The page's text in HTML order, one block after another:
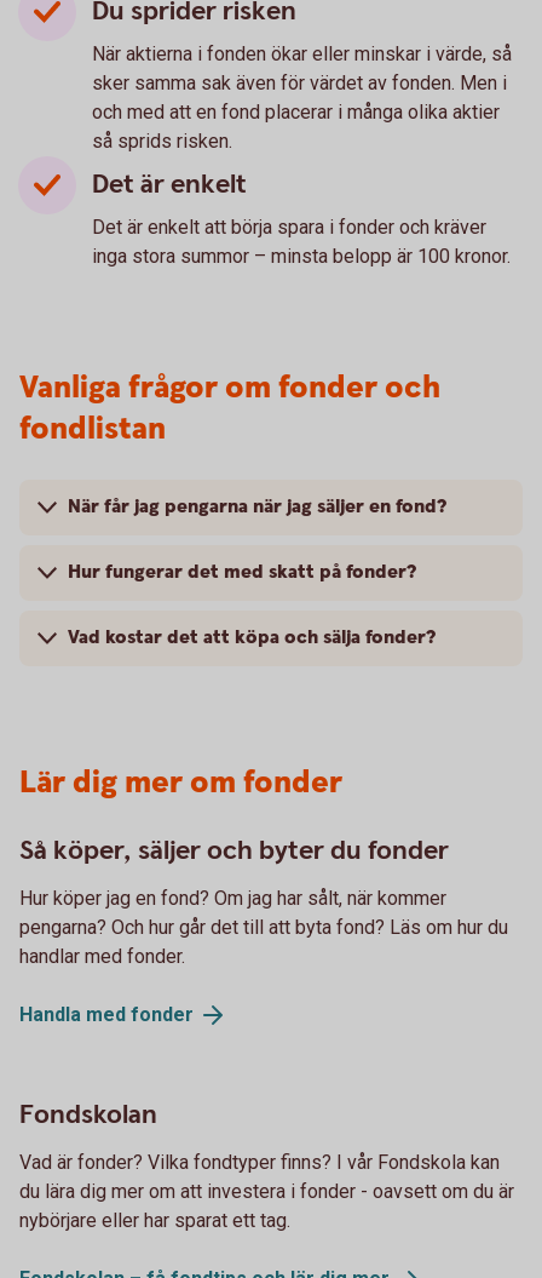
Du sprider risken
När aktierna i fonden ökar eller minskar i värde, så
sker samma sak även för värdet av fonden. Men i
och med att en fond placerar i många olika aktier
så sprids risken.
Det är enkelt
Det är enkelt att börja spara i fonder och kräver
inga stora summor – minsta belopp är 100 kronor.
Vanliga frågor om fonder och
fondlistan
När får jag pengarna när jag säljer en fond?
Hur fungerar det med skatt på fonder?
Vad kostar det att köpa och sälja fonder?
Lär dig mer om fonder
Så köper, säljer och byter du fonder
Hur köper jag en fond? Om jag har sålt, när kommer
pengarna? Och hur går det till att byta fond? Läs om hur du
handlar med fonder.
Handla med fonder
Fondskolan
Vad är fonder? Vilka fondtyper finns? I vår Fondskola kan
du lära dig mer om att investera i fonder - oavsett om du är
nybörjare eller har sparat ett tag.